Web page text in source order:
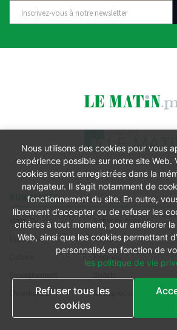
RUBRIQUES
Matin TV Activités royales
Economie
Monde
Régions
Chroniques
Nos Spéciaux
Nous utilisons des cookies pour vous
expérience possible sur notre site Web.
cookies seront enregistrées dans la
navigateur. Il s’agit notamment de
fonctionnement du site. En outre,
librement d’accepter ou de refuser les
critères à tout moment, pour améliorer
Web, ainsi que les cookies permettant
personnalisé en fonction de
les politique de vie
Refuser tous les
cookies